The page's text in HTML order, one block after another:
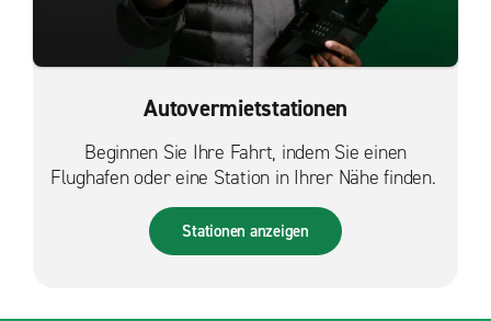
Autovermietstationen
Beginnen Sie Ihre Fahrt, indem Sie einen
Flughafen oder eine Station in Ihrer Nähe finden.
Stationen anzeigen